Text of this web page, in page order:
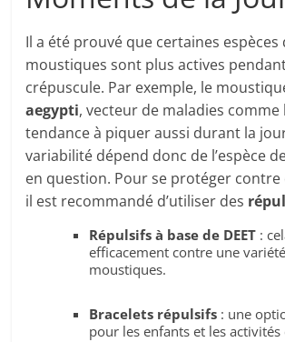
Il a été prouvé que certaines espèces
moustiques sont plus actives
crépuscule. Par exemple, le
aegypti, vecteur de maladies comme
tendance à piquer aussi durant la
variabilité dépend donc de l’espèce
en question. Pour se protéger contre
il est recommandé d’utiliser des
Répulsifs à base de DEET :
efficacement contre une variété
moustiques.
Bracelets répulsifs : une
pour les enfants et les